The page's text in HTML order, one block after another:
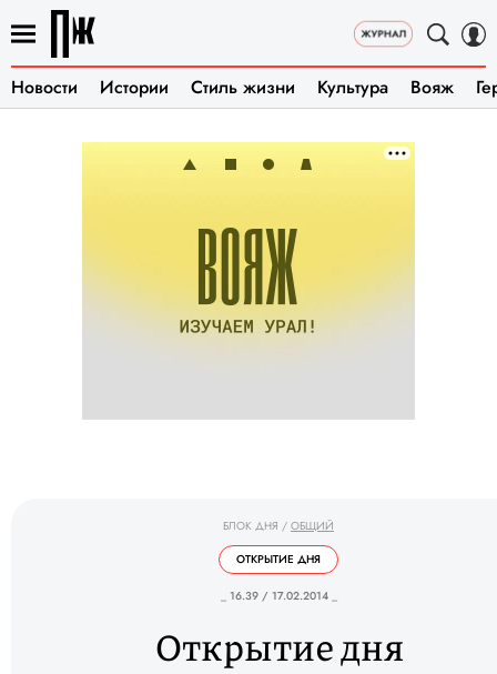
Новости Истории Стиль жизни Культура Вояж
БЛОК ДНЯ / ОБЩИЙ
ОТКРЫТИЕ ДНЯ
_ 16.39 / 17.02.2014 _
Открытие дня